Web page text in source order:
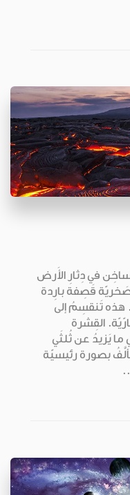
في دِثارِ الأَرض
قَصِفة بارِدة
هذه تَنقسِمُ إلى
القِشرة
يَزيدُ عن ثُلثَي
بصورة رئيسيّة